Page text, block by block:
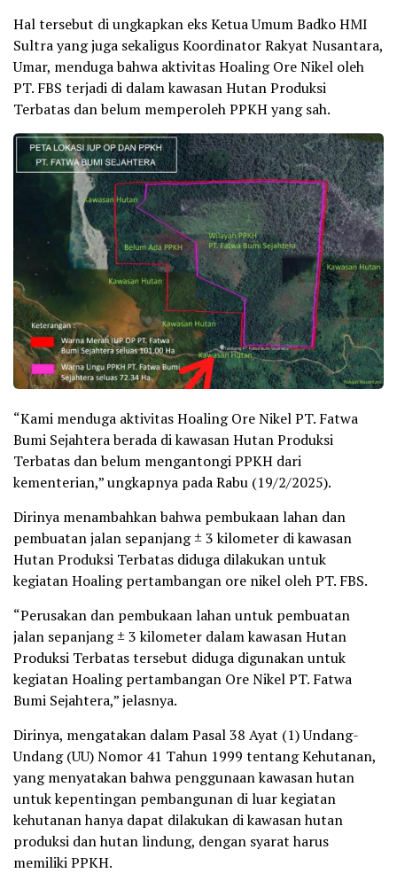
Hal tersebut di ungkapkan eks Ketua Umum Badko HMI
Sultra yang juga sekaligus Koordinator Rakyat Nusantara,
Umar, menduga bahwa aktivitas Hoaling Ore Nikel oleh
PT. FBS terjadi di dalam kawasan Hutan Produksi
Terbatas dan belum memperoleh PPKH yang sah.
“Kami menduga aktivitas Hoaling Ore Nikel PT. Fatwa
Bumi Sejahtera berada di kawasan Hutan Produksi
Terbatas dan belum mengantongi PPKH dari
kementerian,” ungkapnya pada Rabu (19/2/2025).
Dirinya menambahkan bahwa pembukaan lahan dan
pembuatan jalan sepanjang ± 3 kilometer di kawasan
Hutan Produksi Terbatas diduga dilakukan untuk
kegiatan Hoaling pertambangan ore nikel oleh PT. FBS.
“Perusakan dan pembukaan lahan untuk pembuatan
jalan sepanjang ± 3 kilometer dalam kawasan Hutan
Produksi Terbatas tersebut diduga digunakan untuk
kegiatan Hoaling pertambangan Ore Nikel PT. Fatwa
Bumi Sejahtera,” jelasnya.
Dirinya, mengatakan dalam Pasal 38 Ayat (1) Undang-
Undang (UU) Nomor 41 Tahun 1999 tentang Kehutanan,
yang menyatakan bahwa penggunaan kawasan hutan
untuk kepentingan pembangunan di luar kegiatan
kehutanan hanya dapat dilakukan di kawasan hutan
produksi dan hutan lindung, dengan syarat harus
memiliki PPKH.